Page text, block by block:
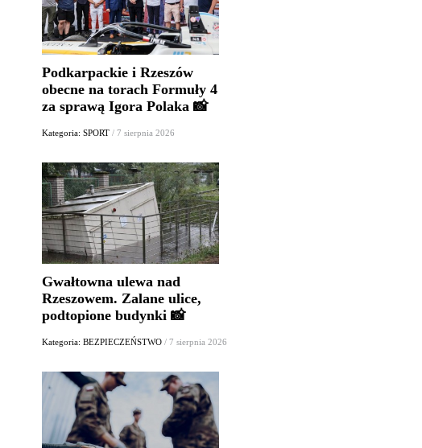
Podkarpackie i Rzeszów
obecne na torach Formuły 4
za sprawą Igora Polaka 📸
Kategoria: SPORT / 7 sierpnia 2026
Gwałtowna ulewa nad
Rzeszowem. Zalane ulice,
podtopione budynki 📸
Kategoria: BEZPIECZEŃSTWO / 7 sierpnia 2026